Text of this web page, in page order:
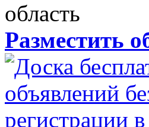
область
Разместить